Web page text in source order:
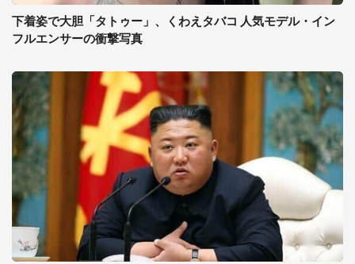
下着姿で大胆「タトゥー」、くわえタバコ 人気モデル・イン
フルエンサーの衝撃写真